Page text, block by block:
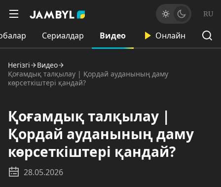
RU
Сериалдар Видео Онлайн
Негізгі
Видео
Қоғамдық талқылау | Қордай ауданының даму
көрсеткіштері қандай?
Қоғамдық талқылау |
Қордай ауданының даму
көрсеткіштері қандай?
28.05.2026